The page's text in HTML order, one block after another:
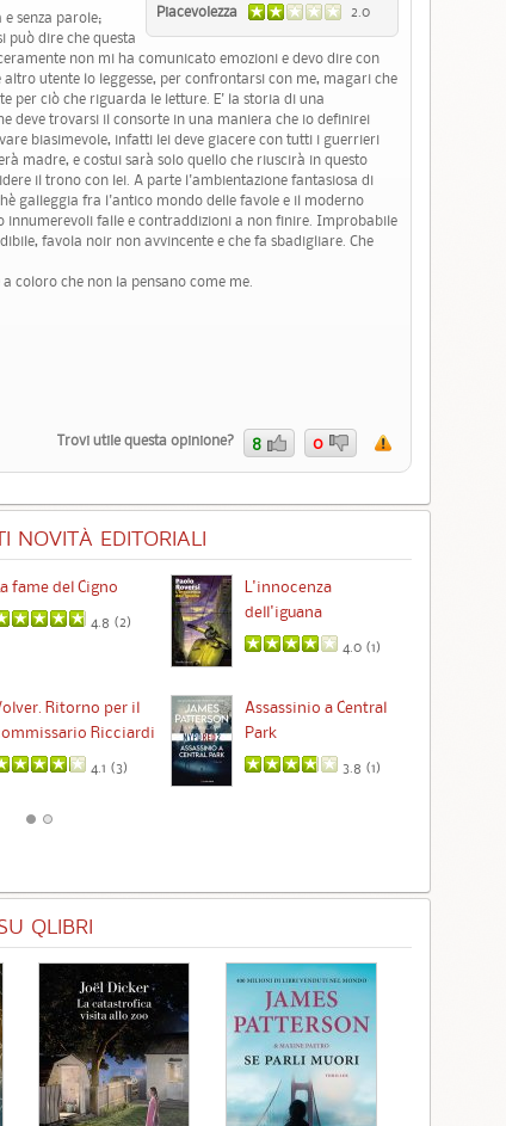
Piacevolezza
2.0
senza parole;
può dire che questa
non mi ha comunicato emozioni e devo dire con
utente lo leggesse, per confrontarsi con me, magari che
per ciò che riguarda le letture. E' la storia di una
deve trovarsi il consorte in una maniera che io definirei
biasimevole, infatti lei deve giacere con tutti i guerrieri
madre, e costui sarà solo quello che riuscirà in questo
il trono con lei. A parte l'ambientazione fantasiosa di
galleggia fra l'antico mondo delle favole e il moderno
innumerevoli falle e contraddizioni a non finire. Improbabile
favola noir non avvincente e che fa sbadigliare. Che
coloro che non la pensano come me.
Trovi utile questa opinione? 8 0
NOVITÀ EDITORIALI
fame del Cigno
4.8 (2)
L'innocenza
dell'iguana
4.0 (1)
Ritorno per il
Ricciardi
4.1 (3)
Assassinio a Central
Park
3.8 (1)
QLIBRI